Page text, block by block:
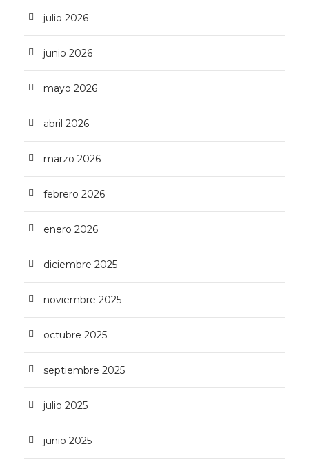
julio 2026
junio 2026
mayo 2026
abril 2026
marzo 2026
febrero 2026
enero 2026
diciembre 2025
noviembre 2025
octubre 2025
septiembre 2025
julio 2025
junio 2025